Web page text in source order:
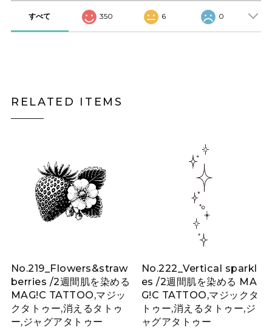
すべて 350 6 0
RELATED ITEMS
No.219_Flowers&straw
berries /2週間肌を染める
MAG!C TATTOO,マジッ
クタトゥー,消えるタトゥ
ー,ジャグアタトゥー
No.222_Vertical sparkl
es /2週間肌を染める MA
G!C TATTOO,マジックタ
トゥー,消えるタトゥー,ジ
ャグアタトゥー